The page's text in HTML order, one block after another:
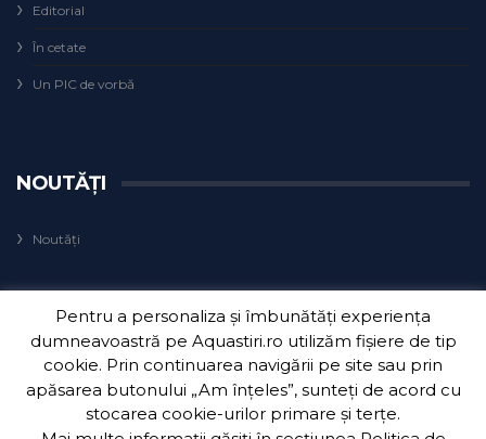
Editorial
În cetate
Un PIC de vorbă
NOUTĂȚI
Noutăți
Copyright 2018 Aquatim S.A.| Dezvoltat de 3Waves Net
Pentru a personaliza și îmbunătăți experiența
dumneavoastră pe Aquastiri.ro utilizăm fișiere de tip
cookie. Prin continuarea navigării pe site sau prin
apăsarea butonului „Am înțeles”, sunteți de acord cu
stocarea cookie-urilor primare și terțe.